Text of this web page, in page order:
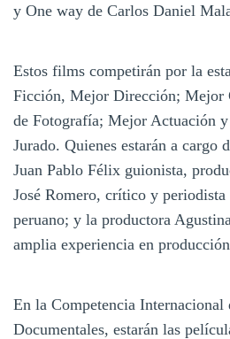
y One way de Carlos Daniel
Estos films competirán por la
Ficción, Mejor Dirección; Mejor
de Fotografía; Mejor Actuación
Jurado. Quienes estarán a cargo
Juan Pablo Félix guionista,
José Romero, crítico y
peruano; y la productora
amplia experiencia en
En la Competencia Internacional
Documentales, estarán las